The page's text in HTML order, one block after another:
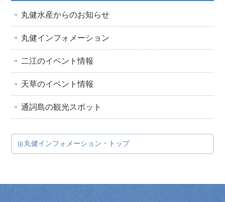
丸健水産からのお知らせ
丸健インフォメーション
二江のイベント情報
天草のイベント情報
通詞島の観光スポット
丸健インフォメーション・トップ